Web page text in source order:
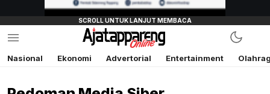
Nasional Ekonomi Advertorial Entertainment